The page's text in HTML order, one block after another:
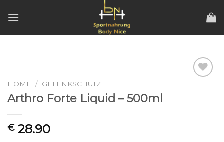
HOME / GELENKSCHUTZ
Arthro Forte Liquid – 500ml
€ 28.90